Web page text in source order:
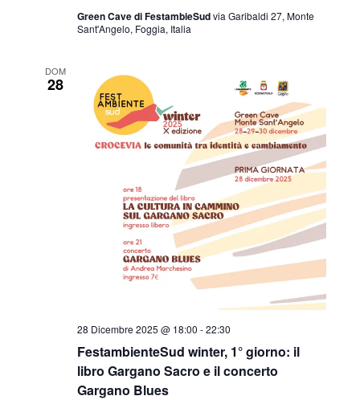
Green Cave di FestambieSudvia Garibaldi 27, Monte
Sant'Angelo, Foggia, Italia
DOM
28
FestambienteSud winter, 1° giorno: il
libro Gargano Sacro e il concerto
Gargano Blues
28 Dicembre 2025 @ 18:00 -22:30